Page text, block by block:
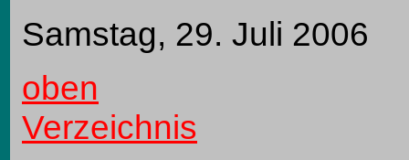
Samstag, 29. Juli 2006
oben
Verzeichnis